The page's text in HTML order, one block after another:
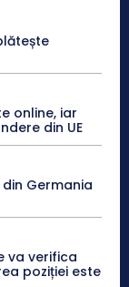
online, iar
din UE
din Germania
va verifica
poziției este